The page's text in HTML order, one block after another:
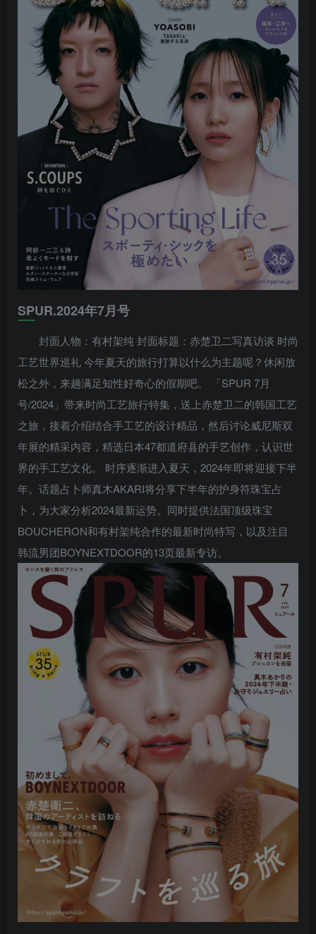
SPUR.2024年7月号
封面人物：有村架纯 封面标题：赤楚卫二写真访谈 时尚
工艺世界巡礼 今年夏天的旅行打算以什么为主题呢？休闲放
松之外，来趟满足知性好奇心的假期吧。 「SPUR 7月
号/2024」带来时尚工艺旅行特集，送上赤楚卫二的韩国工艺
之旅，接着介绍结合手工艺的设计精品，然后讨论威尼斯双
年展的精采内容，精选日本47都道府县的手艺创作，认识世
界的手工艺文化。 时序逐渐进入夏天，2024年即将迎接下半
年。话题占卜师真木AKARI将分享下半年的护身符珠宝占
卜，为大家分析2024最新运势。同时提供法国顶级珠宝
BOUCHERON和有村架纯合作的最新时尚特写，以及注目
韩流男团BOYNEXTDOOR的13页最新专访。